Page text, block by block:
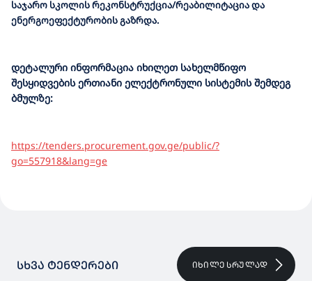
საჯარო სკოლის რეკონსტრუქცია/რეაბილიტაცია და
ენერგოეფექტურობის გაზრდა.
დეტალური ინფორმაცია იხილეთ სახელმწიფო
შესყიდვების ერთიანი ელექტრონული სისტემის შემდეგ
ბმულზე:
https://tenders.procurement.gov.ge/public/?
go=557918&lang=ge
ᲡᲮᲕᲐ ᲢᲔᲜᲓᲔᲠᲔᲑᲘ ᲘᲮᲘᲚᲔ ᲡᲠᲣᲚᲐᲓ